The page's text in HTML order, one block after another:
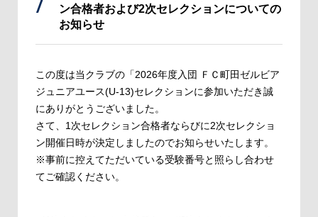
TEAM
MATCH
SCHEDULE
TOP TEAM
ン合格者および2次セレクションについての
お知らせ
この度は当クラブの「2026年度入団 ＦＣ町田ゼルビア
ジュニアユース(U-13)セレクションに参加いただき誠
にありがとうございました。
さて、1次セレクション合格者ならびに2次セレクショ
ン開催日時が決定しましたのでお知らせいたします。
※事前に控えてただいている受験番号と照らし合わせ
てご確認ください。